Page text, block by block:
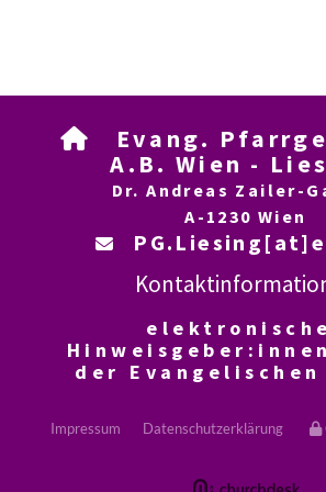

Evang.
A.B. Wien -
Dr. Andreas Zailer-
A-1230 Wien

der
Impressum Datenschutzerklärung